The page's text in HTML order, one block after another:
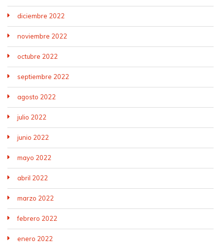
trabajadores
trabajadoras.
diciembre 2022
noviembre 2022
octubre 2022
septiembre 2022
agosto 2022
julio 2022
junio 2022
mayo 2022
abril 2022
marzo 2022
febrero 2022
enero 2022